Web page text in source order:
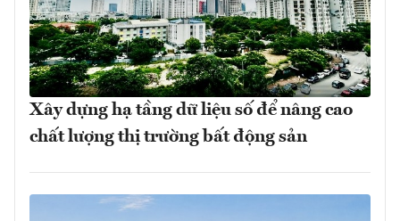
Xây dựng hạ tầng dữ liệu số để nâng cao
chất lượng thị trường bất động sản